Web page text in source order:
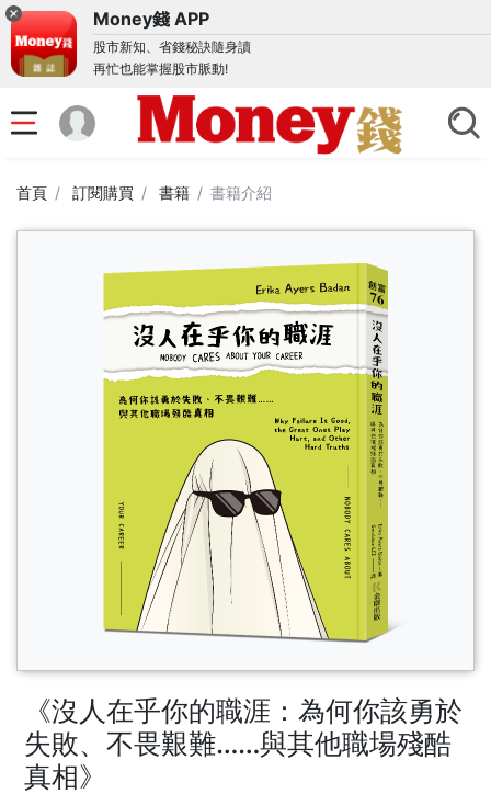
Money錢 APP
股市新知、省錢秘訣隨身讀
再忙也能掌握股市脈動!
首頁 訂閱購買 書籍 書籍介紹
《沒人在乎你的職涯：為何你該勇於
失敗、不畏艱難……與其他職場殘酷
真相》